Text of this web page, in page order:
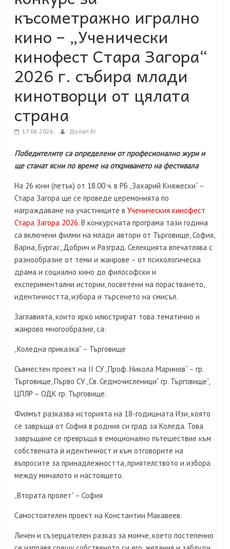
късометражно игрално
кино – „Ученически
кинофест Стара Загора“
2026 г. събира млади
кинотворци от цялата
страна
17.06.2026 Долап.бг
Победителите са определени от професионално жури и
ще станат ясни по време на откриването на фестивала
На 26 юни (петък) от 18.00 ч. в РБ „Захарий Княжески“ –
Стара Загора ще се проведе церемонията по
награждаване на участниците вУченическия кинофест
Стара Загора 2026. В конкурсната програма тази година
са включени филми на млади автори от Търговище, София,
Варна, Бургас, Добрич и Разград. Селекцията впечатлява с
разнообразие от теми и жанрове – от психологическа
драма и социално кино до философски и
експериментални истории, посветени на порастването,
идентичността, избора и търсенето на смисъл.
Заглавията, които ярко илюстрират това тематично и
жанрово многообразие, са:
„Коледна приказка“ – Търговище
Съвместен проект на II СУ „Проф. Никола Маринов“ – гр.
Търговище, Първо СУ „Св. Седмочисленици“ гр. Търговище“,
ЦПЛР – ОДК гр. Търговище.
Филмът разказва историята на 18-годишната Изи, която
се завръща от София в родния си град за Коледа. Това
завръщане се превръща в емоционално пътешествие към
собствената ѝ идентичност и към отговорите на
въпросите за принадлежността, приятелството и избора
между миналото и настоящето.
„Втората пролет“ – София
Самостоятелен проект на Константин Макавеев.
Личен и съзерцателен разказ за момче, което постепенно